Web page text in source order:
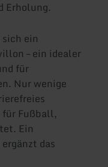
Erholung.
ein
– ein idealer
für
Nur wenige
Fußball,
Ein
das